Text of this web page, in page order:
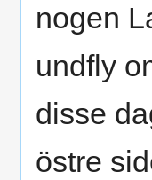
nogen
undfly
disse
östre